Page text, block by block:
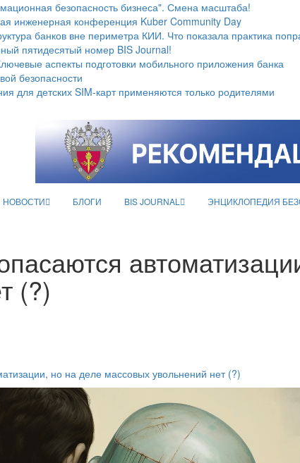
безопасность бизнеса". Смена масштаба!
инженерная конференция Kuber Community Day
банков вне периметра КИИ. Что показала практика
пятидесятый номер BIS Journal!
аспекты подготовки мобильного приложения банка
безопасности
для детских SIM-карт применяются только родителями
НОВОСТИ БЛОГИ BIS JOURNAL ЭНЦИКЛОПЕДИЯ
(?)
но на деле массовых увольнений нет (?)